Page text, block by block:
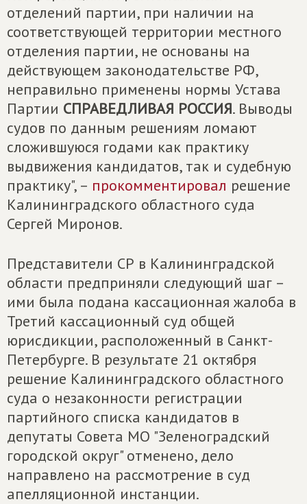
отделений партии, при наличии на
соответствующей территории местного
отделения партии, не основаны на
действующем законодательстве РФ,
неправильно применены нормы Устава
Партии СПРАВЕДЛИВАЯ РОССИЯ. Выводы
судов по данным решениям ломают
сложившуюся годами как практику
выдвижения кандидатов, так и судебную
практику", – прокомментировал решение
Калининградского областного суда
Сергей Миронов.
Представители СР в Калининградской
области предприняли следующий шаг –
ими была подана кассационная жалоба в
Третий кассационный суд общей
юрисдикции, расположенный в Санкт-
Петербурге. В результате 21 октября
решение Калининградского областного
суда о незаконности регистрации
партийного списка кандидатов в
депутаты Совета МО "Зеленоградский
городской округ" отменено, дело
направлено на рассмотрение в суд
апелляционной инстанции.